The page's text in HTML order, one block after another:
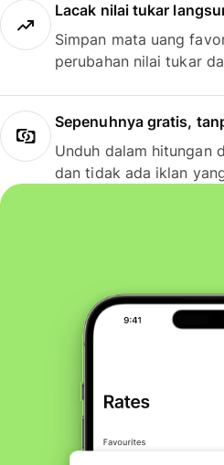
Lacak nilai tukar
Simpan mata uang
perubahan nilai tukar
Sepenuhnya gratis,
Unduh dalam hitungan
dan tidak ada iklan